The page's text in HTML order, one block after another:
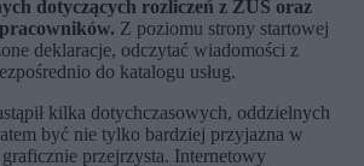
dotyczących rozliczeń z ZUS oraz
Z poziomu strony startowej
deklaracje, odczytać wiadomości z
do katalogu usług.
kilka dotychczasowych, oddzielnych
być nie tylko bardziej przyjazna w
graficznie przejrzysta. Internetowy